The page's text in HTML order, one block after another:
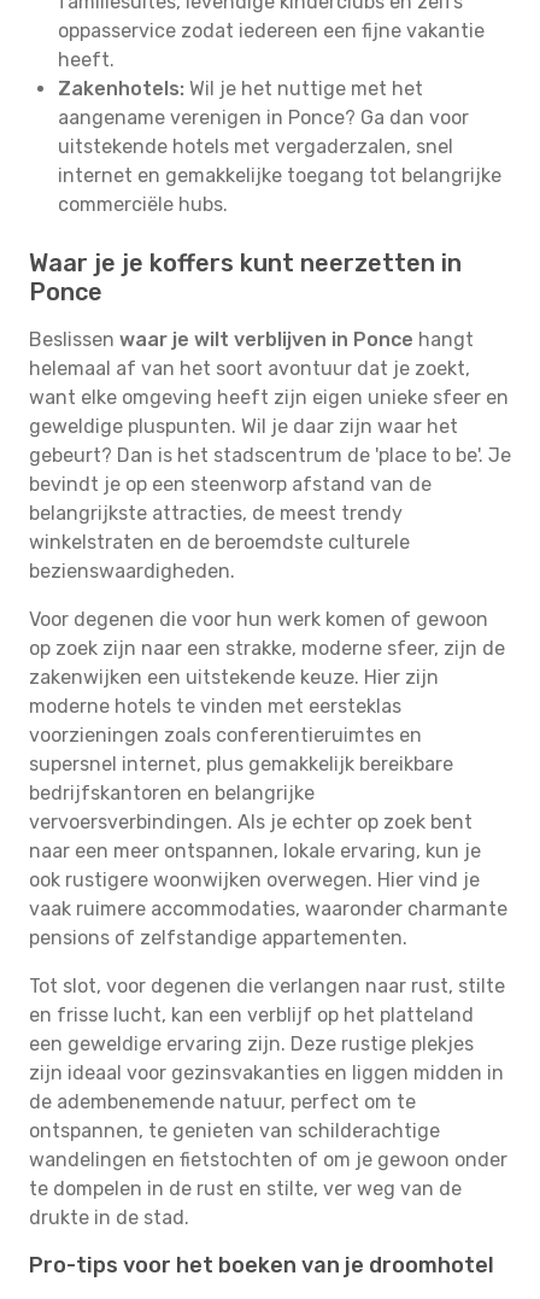
oppasservice zodat iedereen een fijne vakantie
heeft.
Zakenhotels: Wil je het nuttige met het
aangename verenigen in Ponce? Ga dan voor
uitstekende hotels met vergaderzalen, snel
internet en gemakkelijke toegang tot belangrijke
commerciële hubs.
Waar je je koffers kunt neerzetten in
Ponce
Beslissen waar je wilt verblijven in Ponce hangt
helemaal af van het soort avontuur dat je zoekt,
want elke omgeving heeft zijn eigen unieke sfeer en
geweldige pluspunten. Wil je daar zijn waar het
gebeurt? Dan is het stadscentrum de 'place to be'. Je
bevindt je op een steenworp afstand van de
belangrijkste attracties, de meest trendy
winkelstraten en de beroemdste culturele
bezienswaardigheden.
Voor degenen die voor hun werk komen of gewoon
op zoek zijn naar een strakke, moderne sfeer, zijn de
zakenwijken een uitstekende keuze. Hier zijn
moderne hotels te vinden met eersteklas
voorzieningen zoals conferentieruimtes en
supersnel internet, plus gemakkelijk bereikbare
bedrijfskantoren en belangrijke
vervoersverbindingen. Als je echter op zoek bent
naar een meer ontspannen, lokale ervaring, kun je
ook rustigere woonwijken overwegen. Hier vind je
vaak ruimere accommodaties, waaronder charmante
pensions of zelfstandige appartementen.
Tot slot, voor degenen die verlangen naar rust, stilte
en frisse lucht, kan een verblijf op het platteland
een geweldige ervaring zijn. Deze rustige plekjes
zijn ideaal voor gezinsvakanties en liggen midden in
de adembenemende natuur, perfect om te
ontspannen, te genieten van schilderachtige
wandelingen en fietstochten of om je gewoon onder
te dompelen in de rust en stilte, ver weg van de
drukte in de stad.
Pro-tips voor het boeken van je droomhotel